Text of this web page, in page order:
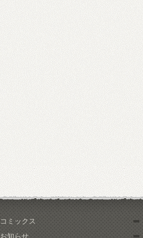
コミックス
お知らせ